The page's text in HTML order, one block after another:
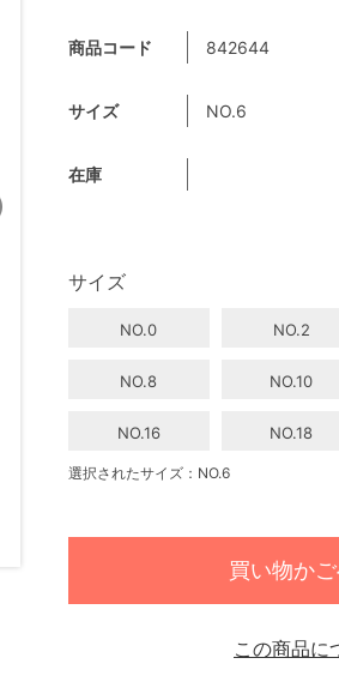
商品コード 842644
サイズ NO.6
在庫
サイズ
NO.0 NO.2
NO.8 NO.10
NO.16 NO.18
選択されたサイズ：NO.6
買い物か
この商品に